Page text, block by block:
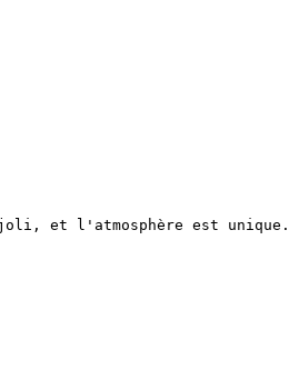
et l'atmosphère est unique.